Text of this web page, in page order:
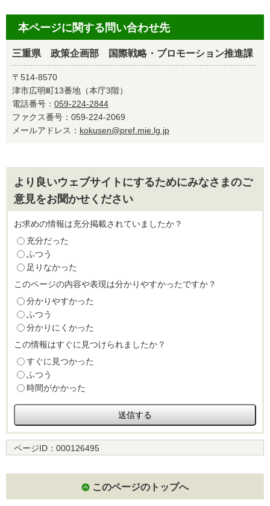
本ページに関する問い合わせ先
三重県 政策企画部 国際戦略・プロモーション推進課
〒514-8570
津市広明町13番地（本庁3階）
電話番号： 059-224-2844
ファクス番号：059-224-2069
メールアドレス： kokusen@pref.mie.lg.jp
より良いウェブサイトにするためにみなさまのご
意見をお聞かせください
お求めの情報は充分掲載されていましたか？
充分だった
ふつう
足りなかった
このページの内容や表現は分かりやすかったですか？
分かりやすかった
ふつう
分かりにくかった
この情報はすぐに見つけられましたか？
すぐに見つかった
ふつう
時間がかかった
ページID： 000126495
このページのトップへ